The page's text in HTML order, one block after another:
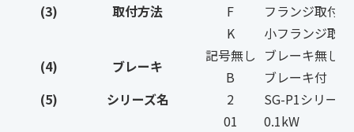
(3) 取付方法
F
K
フランジ取付
小フランジ取付
(4)
ブレーキ
記号無し
B
ブレーキ無し
ブレーキ付
(5)
シリーズ名 2 SG-P1シリー
01
0.1kW